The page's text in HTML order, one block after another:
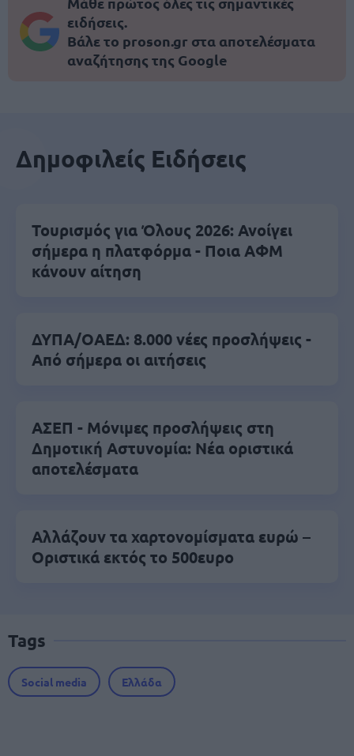
ειδήσεις.
Βάλε το proson.gr στα αποτελέσματα
αναζήτησης της Google
Δημοφιλείς Ειδήσεις
Τουρισμός για Όλους 2026: Ανοίγει
σήμερα η πλατφόρμα - Ποια ΑΦΜ
κάνουν αίτηση
ΔΥΠΑ/ΟΑΕΔ: 8.000 νέες προσλήψεις -
Από σήμερα οι αιτήσεις
ΑΣΕΠ - Μόνιμες προσλήψεις στη
Δημοτική Αστυνομία: Νέα οριστικά
αποτελέσματα
Αλλάζουν τα χαρτονομίσματα ευρώ –
Οριστικά εκτός το 500ευρο
Tags
Social media Ελλάδα